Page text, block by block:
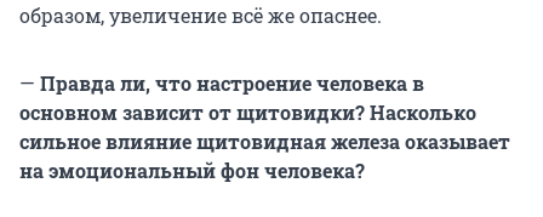
образом, увеличение всё же опаснее.
— Правда ли, что настроение человека в
основном зависит от щитовидки? Насколько
сильное влияние щитовидная железа оказывает
на эмоциональный фон человека?